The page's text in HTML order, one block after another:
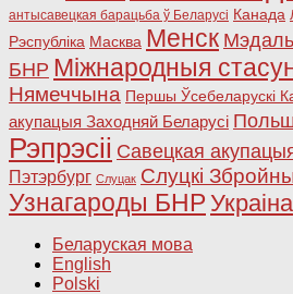
антысавецкая барацьба ў Беларусі Канада
Рэспубліка Масква Менск Мэдаль
БНР Міжнародныя
Нямеччына Першы Ўсебеларускі
акупацыя Заходняй Беларусі
Рэпрэсіі Савецкая
Пэтэрбург Слуцак Слуцкі
Узнагароды БНР Украіна
Беларуская мова
English
Polski